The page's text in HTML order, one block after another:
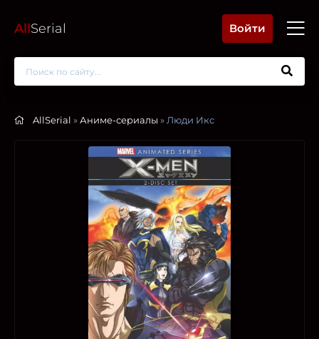
AllSerial Войти
AllSerial »Аниме-сериалы » Люди Икс